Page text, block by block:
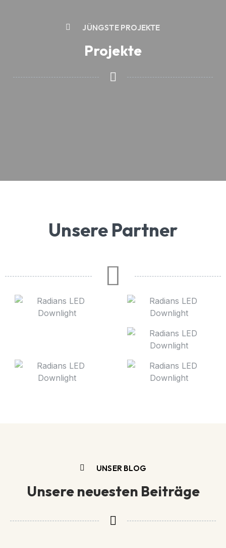
JÜNGSTE PROJEKTE
Projekte
Unsere Partner
UNSER BLOG
Unsere neuesten Beiträge